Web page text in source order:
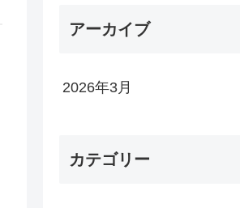
アーカイブ
2026年3月
カテゴリー